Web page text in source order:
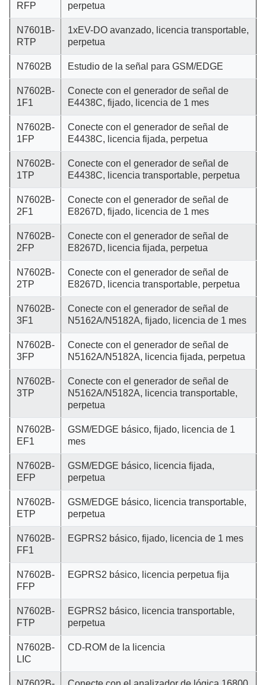
RFP
perpetua
N7601B-
RTP
1xEV-DO avanzado, licencia transportable,
perpetua
N7602B Estudio de la señal para GSM/EDGE
N7602B-
1F1
Conecte con el generador de señal de
E4438C, fijado, licencia de 1 mes
N7602B-
1FP
Conecte con el generador de señal de
E4438C, licencia fijada, perpetua
N7602B-
1TP
Conecte con el generador de señal de
E4438C, licencia transportable, perpetua
N7602B-
2F1
Conecte con el generador de señal de
E8267D, fijado, licencia de 1 mes
N7602B-
2FP
Conecte con el generador de señal de
E8267D, licencia fijada, perpetua
N7602B-
2TP
Conecte con el generador de señal de
E8267D, licencia transportable, perpetua
N7602B-
3F1
Conecte con el generador de señal de
N5162A/N5182A, fijado, licencia de 1 mes
N7602B-
3FP
Conecte con el generador de señal de
N5162A/N5182A, licencia fijada, perpetua
N7602B-
3TP
Conecte con el generador de señal de
N5162A/N5182A, licencia transportable,
perpetua
N7602B-
EF1
GSM/EDGE básico, fijado, licencia de 1
mes
N7602B-
EFP
GSM/EDGE básico, licencia fijada,
perpetua
N7602B-
ETP
GSM/EDGE básico, licencia transportable,
perpetua
N7602B-
FF1
EGPRS2 básico, fijado, licencia de 1 mes
N7602B-
FFP
EGPRS2 básico, licencia perpetua fija
N7602B-
FTP
EGPRS2 básico, licencia transportable,
perpetua
N7602B-
LIC
CD-ROM de la licencia